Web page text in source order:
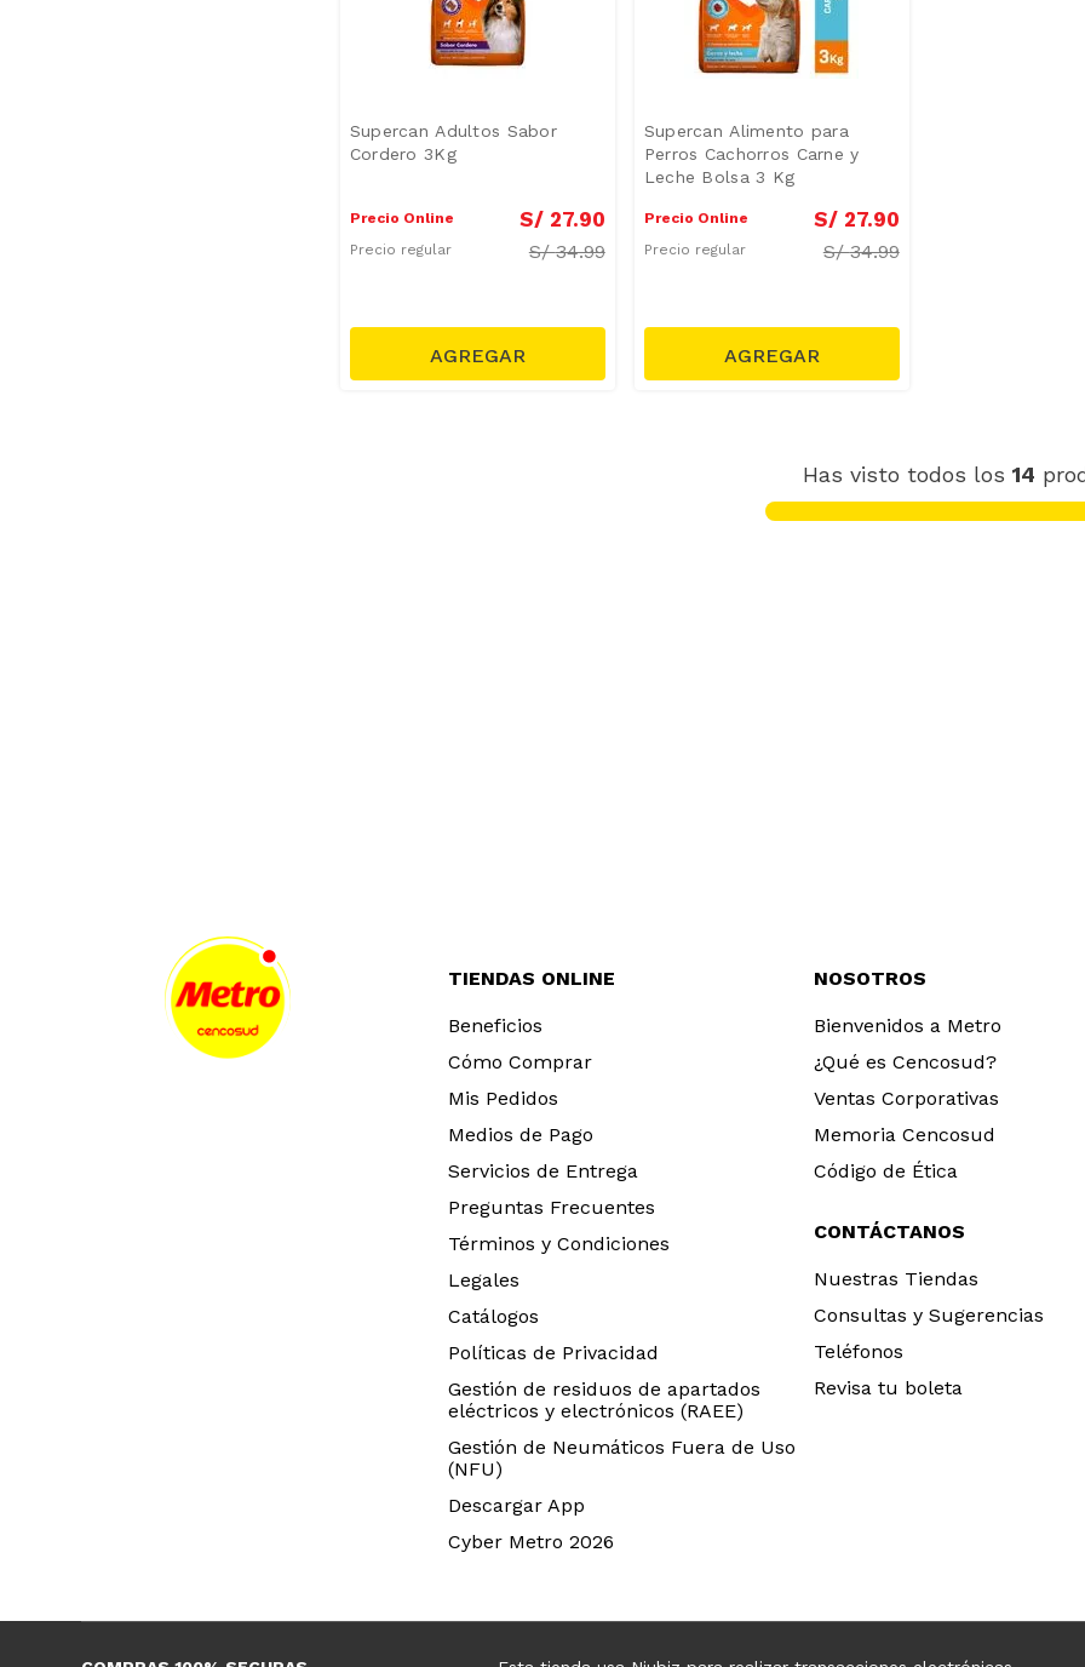
Supercan Adultos Sabor
Cordero 3Kg
Precio Online S/ 27.90
Precio regular S/34.99
Supercan Alimento para
Perros Cachorros Carne y
Leche Bolsa 3 Kg
Precio Online S/ 27.90
Precio regular S/34.99
Has visto todos los14
TIENDAS ONLINE
Beneficios
Cómo Comprar
Mis Pedidos
Medios de Pago
Servicios de Entrega
Preguntas Frecuentes
Términos y Condiciones
Legales
Catálogos
Políticas de Privacidad
Gestión de residuos de apartados
eléctricos y electrónicos (RAEE)
Gestión de Neumáticos Fuera de Uso
(NFU)
Descargar App
Cyber Metro 2026
NOSOTROS
Bienvenidos a Metro
¿Qué es Cencosud?
Ventas Corporativas
Memoria Cencosud
Código de Ética
CONTÁCTANOS
Nuestras Tiendas
Consultas y Sugerencias
Teléfonos
Revisa tu boleta